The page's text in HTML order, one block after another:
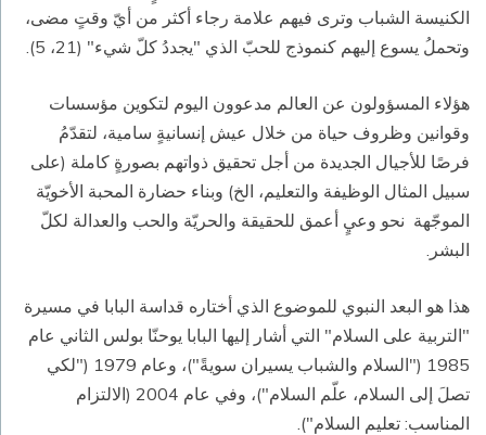
الكنيسة الشباب وترى فيهم علامة رجاء أكثر من أيّ وقتٍ مضى،
وتحملُ يسوع إليهم كنموذج للحبّ الذي "يجددُ كلّ شيء" (21، 5).
هؤلاء المسؤولون عن العالم مدعوون اليوم لتكوين مؤسسات
وقوانين وظروف حياة من خلال عيش إنسانيةٍ سامية، لتقدّمُ
فرصًا للأجيال الجديدة من أجل تحقيق ذواتهم بصورةٍ كاملة (على
سبيل المثال الوظيفة والتعليم، الخ) وبناء حضارة المحبة الأخويّة
الموجّهة نحو وعيٍ أعمق للحقيقة والحريّة والحب والعدالة لكلّ
البشر.
هذا هو البعد النبوي للموضوع الذي أختاره قداسة البابا في مسيرة
"التربية على السلام" التي أشار إليها البابا يوحنّا بولس الثاني عام
1985 ("السلام والشباب يسيران سويةً")، وعام 1979 ("لكي
تصلَ إلى السلام، علّم السلام")، وفي عام 2004 (الالتزام
المناسب: تعليم السلام").